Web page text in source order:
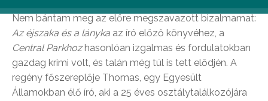
Nem bántam meg az előre megszavazott bizalmamat:
Az éjszaka és a lányka az író előző könyvéhez, a
Central Parkhoz hasonlóan izgalmas és fordulatokban
gazdag krimi volt, és talán még túl is tett elődjén. A
regény főszereplője Thomas, egy Egyesült
Államokban élő író, aki a 25 éves osztálytalálkozójára